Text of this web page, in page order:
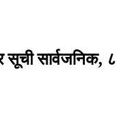
सूची सार्वजनिक, ८